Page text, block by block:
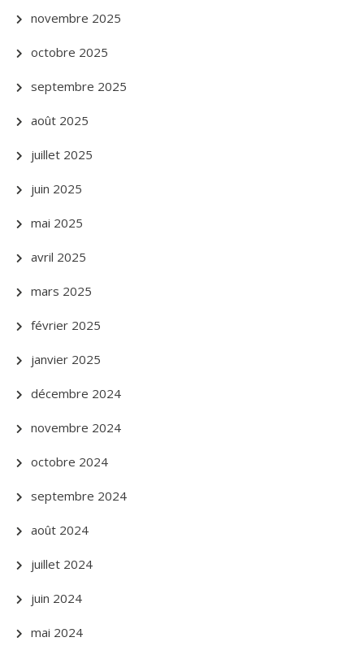
novembre 2025
octobre 2025
septembre 2025
août 2025
juillet 2025
juin 2025
mai 2025
avril 2025
mars 2025
février 2025
janvier 2025
décembre 2024
novembre 2024
octobre 2024
septembre 2024
août 2024
juillet 2024
juin 2024
mai 2024